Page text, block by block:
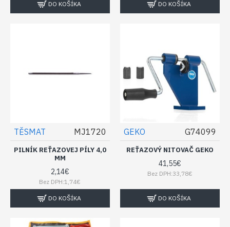
DO KOŠÍKA DO KOŠÍKA
TĚSMAT MJ1720
PILNÍK REŤAZOVEJ PÍLY 4,0
MM
2,14€
Bez DPH:1,74€
DO KOŠÍKA
GEKO G74099
REŤAZOVÝ NITOVAČ GEKO
41,55€
Bez DPH:33,78€
DO KOŠÍKA